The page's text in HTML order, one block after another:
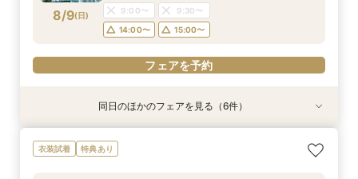
フェアを予約
8/9(日) 9:00〜
9:30〜
14:00〜
15:00〜
フェアを予約
特典あり
【料理重視の方へ】3組限定◆7大特典付き京フ
レンチ試食会 ＜東山を望む絶景空間で黒毛和牛
特典あり
【70名以上ご検討の方】京都最大級の会場見学×
口コミ高評価2万円相当試食
特典あり
【神社コンシェルジュ相談×神社紹介あり】伝統
と絆を大切にする本格和婚を実現！和婚スタイル
特典あり
《少人数専用会場が大好評！》家族の絆を結ぶ
アットホームな少人数ウエディングフェア【挙式
特典あり
【おもてなし重視の方必見】歴史×モダンの寛ぎ
空間＆特別試食会
特典あり
8/9限定5大特典【東京開催】関東在住の方必見
《フナツル》出張ご相談会＆お打合せ【式場選び
同日のほかのフェアを見る（6件）
衣装試着 特典あり